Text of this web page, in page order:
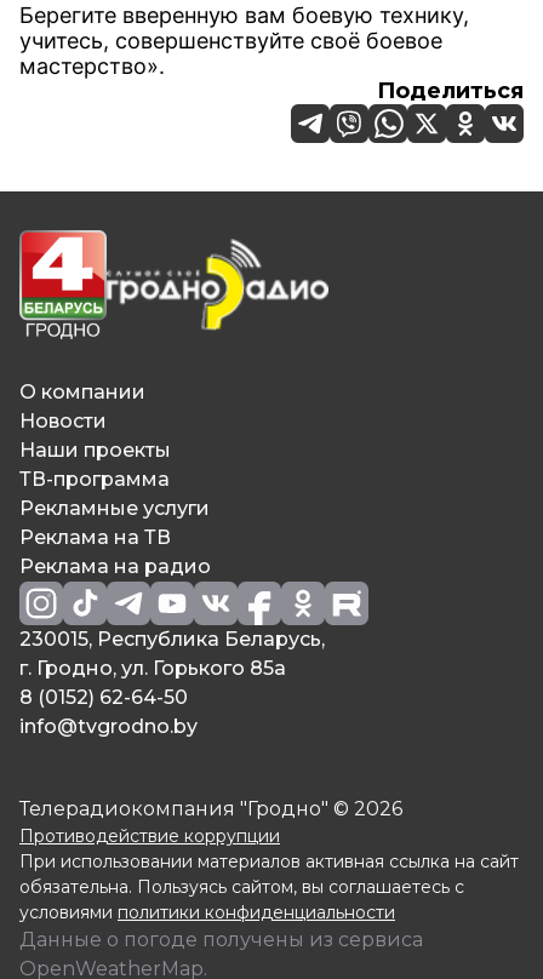
Берегите вверенную вам боевую технику,
учитесь, совершенствуйте своё боевое
мастерство».
Поделиться
О компании
Новости
Наши проекты
ТВ-программа
Рекламные услуги
Реклама на ТВ
Реклама на радио
230015, Республика Беларусь,
г. Гродно, ул. Горького 85а
8 (0152) 62-64-50
info@tvgrodno.by
Телерадиокомпания "Гродно" © 2026
Противодействие коррупции
При использовании материалов активная ссылка на сайт
обязательна. Пользуясь сайтом, вы соглашаетесь с
условиями политики конфиденциальности
Данные о погоде получены из сервиса
OpenWeatherMap.